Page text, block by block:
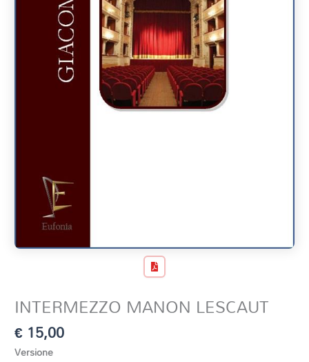
INTERMEZZO MANON LESCAUT
€ 15,00
Versione